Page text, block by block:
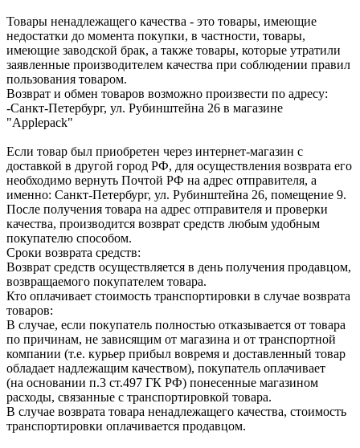
Товары ненадлежащего качества - это товары, имеющие
недостатки до момента покупки, в частности, товары,
имеющие заводской брак, а также товары, которые утратили
заявленные производителем качества при соблюдении правил
пользования товаром.
Возврат и обмен товаров возможно произвести по адресу:
-Санкт-Петербург, ул. Рубинштейна 26 в магазине
"Applepack"
Если товар был приобретен через интернет-магазин с
доставкой в другой город РФ, для осуществления возврата его
необходимо вернуть Почтой РФ на адрес отправителя, а
именно: Санкт-Петербург, ул. Рубинштейна 26, помещение 9.
После получения товара на адрес отправителя и проверки
качества, производится возврат средств любым удобным
покупателю способом.
Сроки возврата средств:
Возврат средств осуществляется в день получения продавцом,
возвращаемого покупателем товара.
Кто оплачивает стоимость транспортировки в случае возврата
товаров:
В случае, если покупатель полностью отказывается от товара
по причинам, не зависящим от магазина и от транспортной
компании (т.е. курьер прибыл вовремя и доставленный товар
обладает надлежащим качеством), покупатель оплачивает
(на основании п.3 ст.497 ГК РФ) понесенные магазином
расходы, связанные с транспортировкой товара.
В случае возврата товара ненадлежащего качества, стоимость
транспортировки оплачивается продавцом.